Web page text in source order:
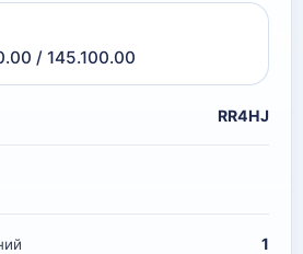
/ 145.100.00
RR4HJ
1